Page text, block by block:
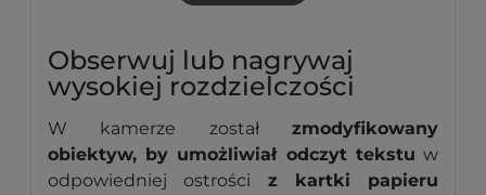
Obserwuj lub nagrywaj
wysokiej rozdzielczości
W kamerze został zmodyfikowany
obiektyw, by umożliwiał odczyt tekstu w
odpowiedniej ostrości z kartki papieru